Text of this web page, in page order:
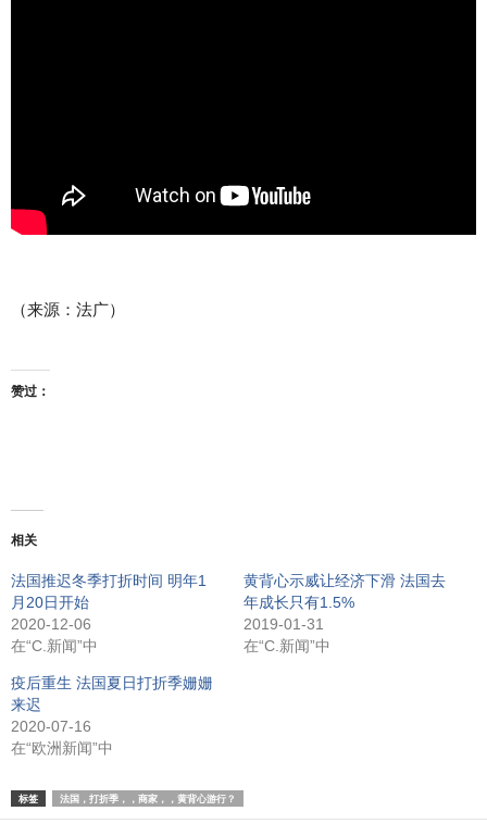
（来源：法广）
赞过：
相关
法国推迟冬季打折时间 明年1
月20日开始
2020-12-06
在“C.新闻”中
黄背心示威让经济下滑 法国去
年成长只有1.5%
2019-01-31
在“C.新闻”中
疫后重生 法国夏日打折季姗姗
来迟
2020-07-16
在“欧洲新闻”中
标签 法国，打折季，，商家，，黄背心游行？